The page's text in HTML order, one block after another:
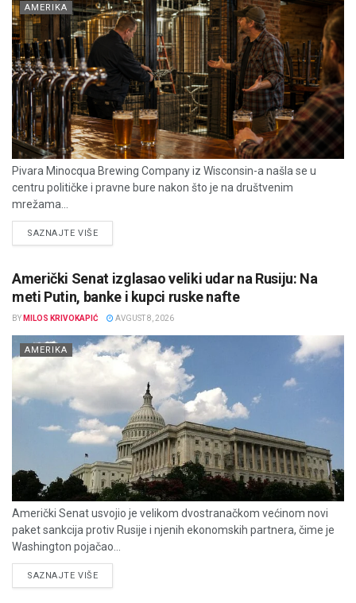
AMERIKA
Pivara Minocqua Brewing Company iz Wisconsin-a našla se u
centru političke i pravne bure nakon što je na društvenim
mrežama...
SAZNAJTE VIŠEDETAILS
Američki Senat izglasao veliki udar na Rusiju: Na
meti Putin, banke i kupci ruske nafte
BY MILOS KRIVOKAPIĆ AVGUST 8, 2026
AMERIKA
Američki Senat usvojio je velikom dvostranačkom većinom novi
paket sankcija protiv Rusije i njenih ekonomskih partnera, čime je
Washington pojačao...
SAZNAJTE VIŠEDETAILS